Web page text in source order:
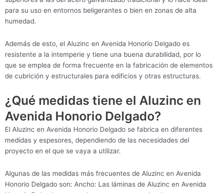
para su uso en entornos beligerantes o bien en zonas de alta
humedad.
Además de esto, el Aluzinc en Avenida Honorio Delgado es
resistente a la intemperie y tiene una buena durabilidad, por lo
que se emplea de forma frecuente en la fabricación de elementos
de cubrición y estructurales para edificios y otras estructuras.
¿Qué medidas tiene el Aluzinc en
Avenida Honorio Delgado?
El Aluzinc en Avenida Honorio Delgado se fabrica en diferentes
medidas y espesores, dependiendo de las necesidades del
proyecto en el que se vaya a utilizar.
Algunas de las medidas más frecuentes de Aluzinc en Avenida
Honorio Delgado son: Ancho: Las láminas de Aluzinc en Avenida